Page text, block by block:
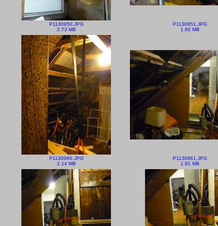
P1130950.JPG
2.73 MB
P1130951.JPG
1.80 MB
P1130960.JPG
2.14 MB
P1130961.JPG
1.81 MB